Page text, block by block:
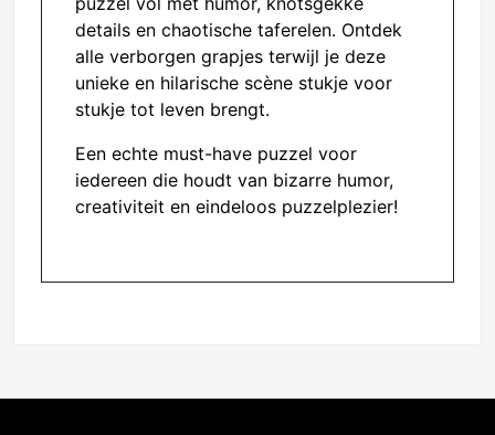
details en chaotische taferelen. Ontdek
alle verborgen grapjes terwijl je deze
unieke en hilarische scène stukje voor
stukje tot leven brengt.
Een echte must-have puzzel voor
iedereen die houdt van bizarre humor,
creativiteit en eindeloos puzzelplezier!